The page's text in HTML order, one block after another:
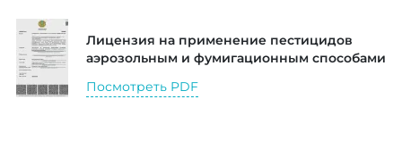
Лицензия на применение пестицидов
аэрозольным и фумигационным способами
Посмотреть PDF